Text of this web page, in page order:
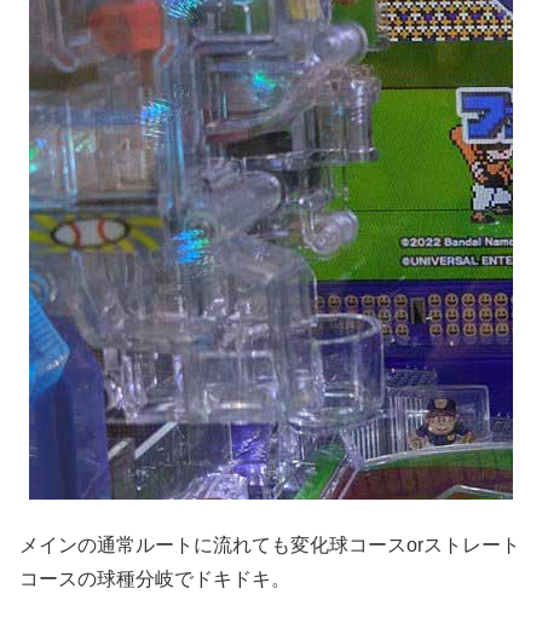
メインの通常ルートに流れても変化球コースorストレート
コースの球種分岐でドキドキ。